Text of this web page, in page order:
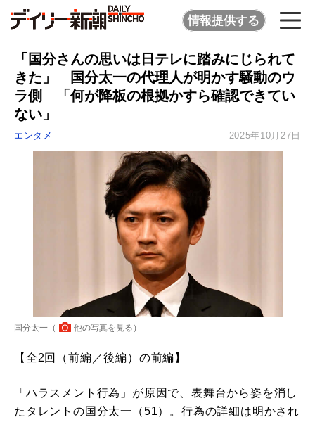
情報提供する
「国分さんの思いは日テレに踏みにじられて
きた」 国分太一の代理人が明かす騒動のウ
ラ側 「何が降板の根拠かすら確認できてい
ない」
エンタメ 2025年10月27日
国分太一（ 他の写真を見る ）
【全2回（前編／後編）の前編】
「ハラスメント行為」が原因で、表舞台から姿を消し
たタレントの国分太一（51）。行為の詳細は明かされ